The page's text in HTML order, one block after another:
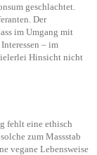
geschlachtet.
Der
im Umgang mit
– im
Hinsicht nicht
fehlt eine ethisch
zum Massstab
vegane Lebensweise